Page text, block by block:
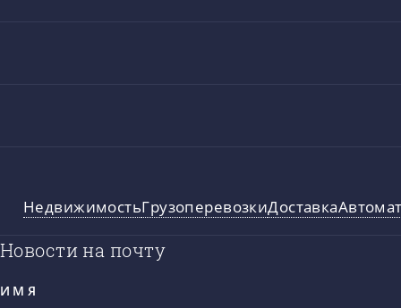
НедвижимостьГрузоперевозкиДоставка
Новости на почту
ИМЯ